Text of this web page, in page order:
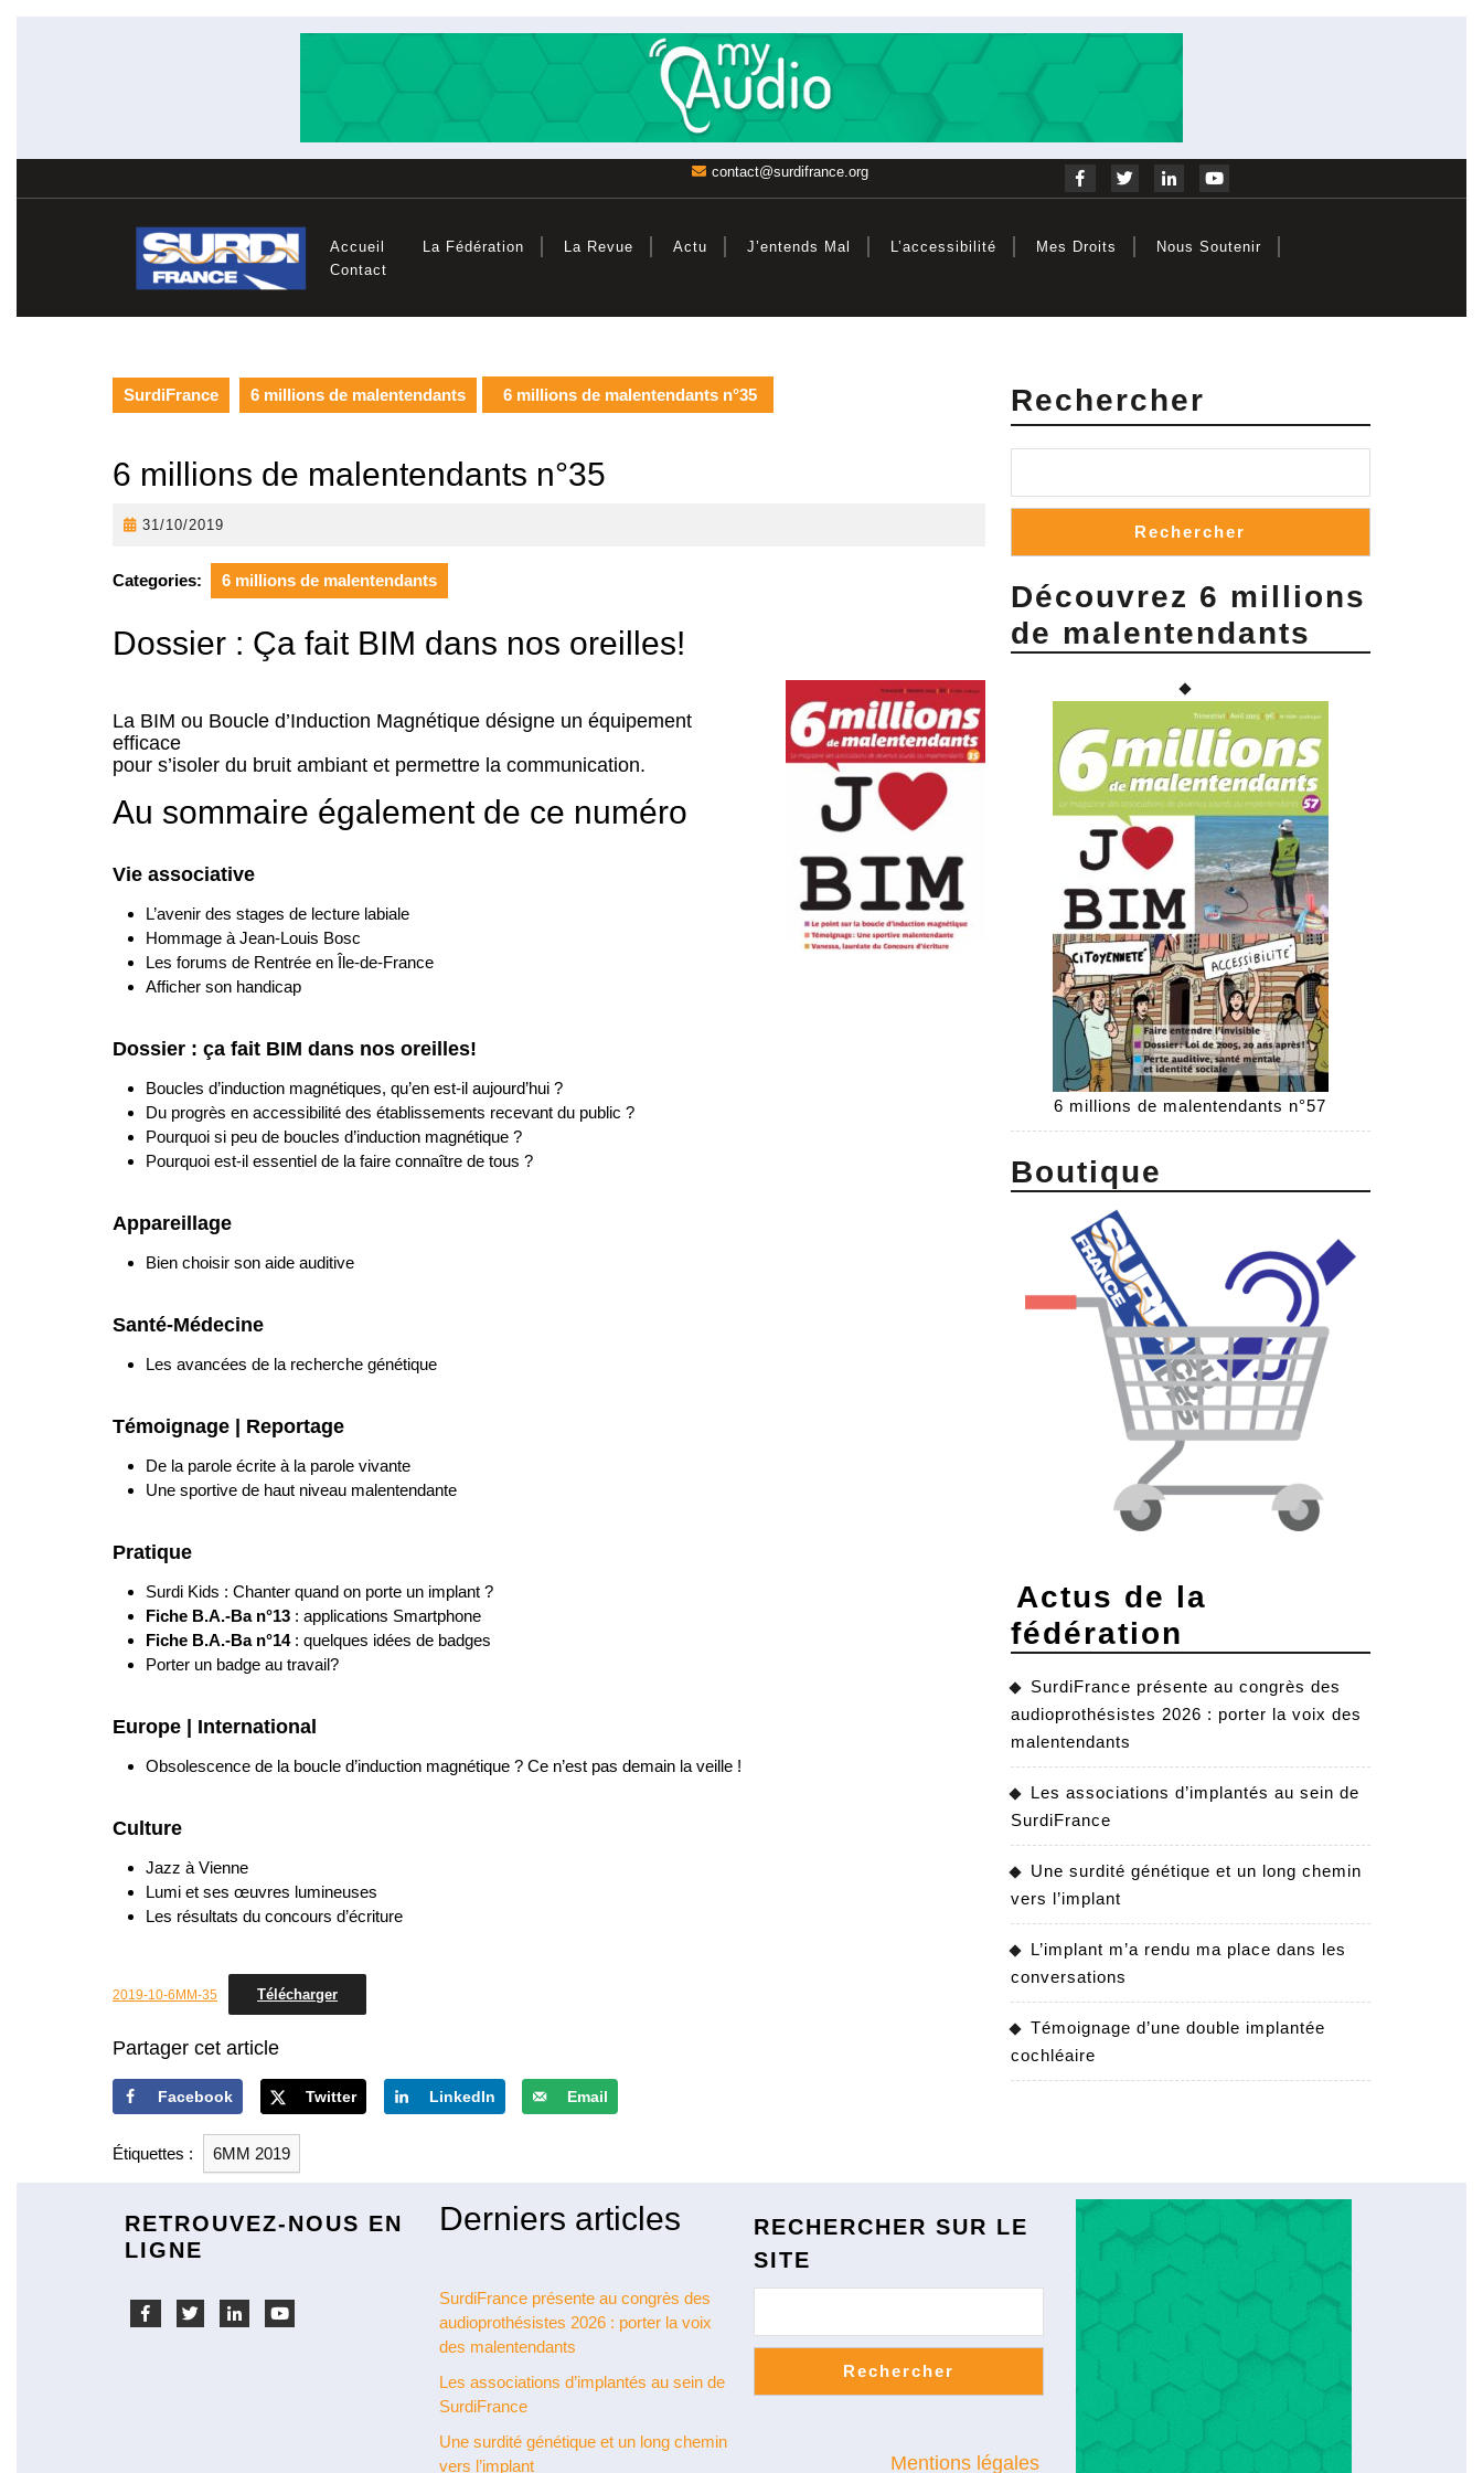
to
contact@surdifrance.org FacebookTwitter Linkedin
Accueil La Fédération La Revue Actu J’entends Mal L’accessibilité Mes Droits
Nous Soutenir
Contact
SurdiFrance 6 millions de malentendants 6 millions de malentendants n°35
6 millions de malentendants n°35
31/10/2019
Categories: 6 millions de malentendants
Dossier : Ça fait BIM dans nos oreilles!
La BIM ou Boucle d’Induction Magnétique désigne un équipement
efficace
pour s’isoler du bruit ambiant et permettre la communication.
Au sommaire également de ce numéro
Vie associative
L’avenir des stages de lecture labiale
Hommage à Jean-Louis Bosc
Les forums de Rentrée en Île-de-France
Afficher son handicap
Dossier : ça fait BIM dans nos oreilles!
Boucles d’induction magnétiques, qu’en est-il aujourd’hui ?
Du progrès en accessibilité des établissements recevant du public ?
Pourquoi si peu de boucles d’induction magnétique ?
Pourquoi est-il essentiel de la faire connaître de tous ?
Appareillage
Bien choisir son aide auditive
Santé-Médecine
Les avancées de la recherche génétique
Témoignage | Reportage
De la parole écrite à la parole vivante
Une sportive de haut niveau malentendante
Pratique
Surdi Kids : Chanter quand on porte un implant ?
Fiche B.A.-Ba n°13 : applications Smartphone
Fiche B.A.-Ba n°14: quelques idées de badges
Porter un badge au travail?
Europe | International
Obsolescence de la boucle d’induction magnétique ? Ce n’est pas demain la veille !
Culture
Jazz à Vienne
Lumi et ses œuvres lumineuses
Les résultats du concours d’écriture
2019-10-6MM-35 Télécharger
Partager cet article
Facebook Twitter LinkedIn Email
Étiquettes : 6MM 2019
Rechercher
Rechercher
Découvrez 6 millions
de malentendants
6 millions de malentendants n°57
Boutique
Actus de la
fédération
SurdiFrance présente au congrès des
audioprothésistes 2026 : porter la voix des
malentendants
Les associations d’implantés au sein de
SurdiFrance
Une surdité génétique et un long chemin
vers l’implant
L’implant m’a rendu ma place dans les
conversations
Témoignage d’une double implantée
cochléaire
RETROUVEZ-NOUS EN
LIGNE
Derniers articles
SurdiFrance présente au congrès des
audioprothésistes 2026 : porter la voix
des malentendants
Les associations d’implantés au sein de
SurdiFrance
Une surdité génétique et un long chemin
vers l’implant
RECHERCHER SUR LE
SITE
Rechercher
Mentions légales